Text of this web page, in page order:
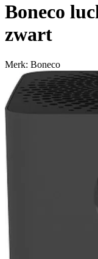
Boneco
zwart
Merk: Boneco